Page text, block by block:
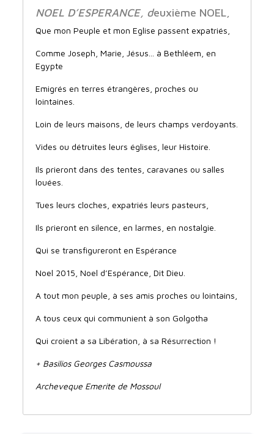
NOEL D’ESPERANCE, deuxième NOEL,
Que mon Peuple et mon Eglise passent expatriés,
Comme Joseph, Marie, Jésus... à Bethléem, en
Egypte
Emigrés en terres étrangères, proches ou
lointaines.
Loin de leurs maisons, de leurs champs verdoyants.
Vides ou détruites leurs églises, leur Histoire.
Ils prieront dans des tentes, caravanes ou salles
louées.
Tues leurs cloches, expatriés leurs pasteurs,
Ils prieront en silence, en larmes, en nostalgie.
Qui se transfigureront en Espérance
Noel 2015, Noel d’Espérance, Dit Dieu.
A tout mon peuple, à ses amis proches ou lointains,
A tous ceux qui communient à son Golgotha
Qui croient a sa Libération, à sa Résurrection !
+ Basilios Georges Casmoussa
Archeveque Emerite de Mossoul